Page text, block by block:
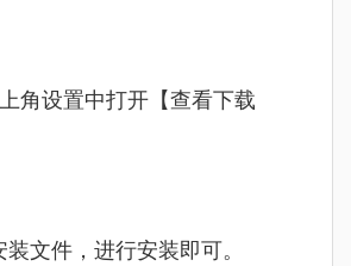
角设置中打开【查看下载
装文件，进行安装即可。